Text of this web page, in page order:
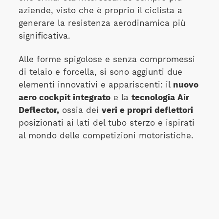
aziende, visto che è proprio il ciclista a
generare la resistenza aerodinamica più
significativa.
Alle forme spigolose e senza compromessi
di telaio e forcella, si sono aggiunti due
elementi innovativi e appariscenti: il nuovo
aero cockpit integratoe la tecnologia Air
Deflector,ossia dei veri e propri deflettori
posizionati ai lati del tubo sterzo e ispirati
al mondo delle competizioni motoristiche.